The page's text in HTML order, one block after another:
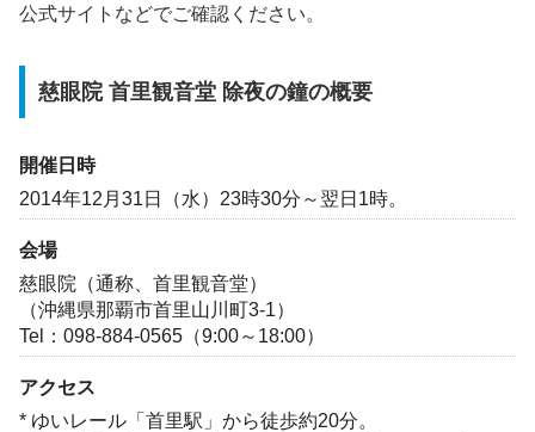
公式サイトなどでご確認ください。
慈眼院 首里観音堂 除夜の鐘の概要
開催日時
2014年12月31日（水）23時30分～翌日1時。
会場
慈眼院（通称、首里観音堂）
（沖縄県那覇市首里山川町3-1）
Tel：098-884-0565（9:00～18:00）
アクセス
* ゆいレール「首里駅」から徒歩約20分。